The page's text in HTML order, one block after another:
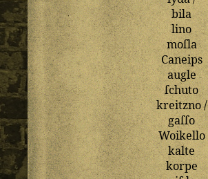
bila
lino
moſla
Caneips
augle
ſchuto
kreitzno/
gaſſo
Woikello
kalte
korpe